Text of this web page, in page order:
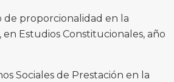
de proporcionalidad en la
Estudios Constitucionales, año
Sociales de Prestación en la